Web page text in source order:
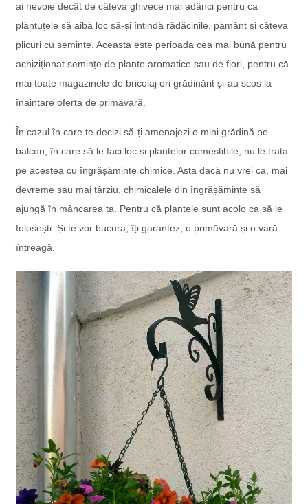
ai nevoie decât de câteva ghivece mai adânci pentru ca
plăntuțele să aibă loc să-și întindă rădăcinile, pământ și câteva
plicuri cu semințe. Aceasta este perioada cea mai bună pentru
achiziționat semințe de plante aromatice sau de flori, pentru că
mai toate magazinele de bricolaj ori grădinărit și-au scos la
înaintare oferta de primăvară.
În cazul în care te decizi să-ți amenajezi o mini grădină pe
balcon, în care să le faci loc și plantelor comestibile, nu le trata
pe acestea cu îngrășăminte chimice. Asta dacă nu vrei ca, mai
devreme sau mai târziu, chimicalele din îngrășăminte să
ajungă în mâncarea ta. Pentru că plantele sunt acolo ca să le
folosești. Și te vor bucura, îți garantez, o primăvară și o vară
întreagă.